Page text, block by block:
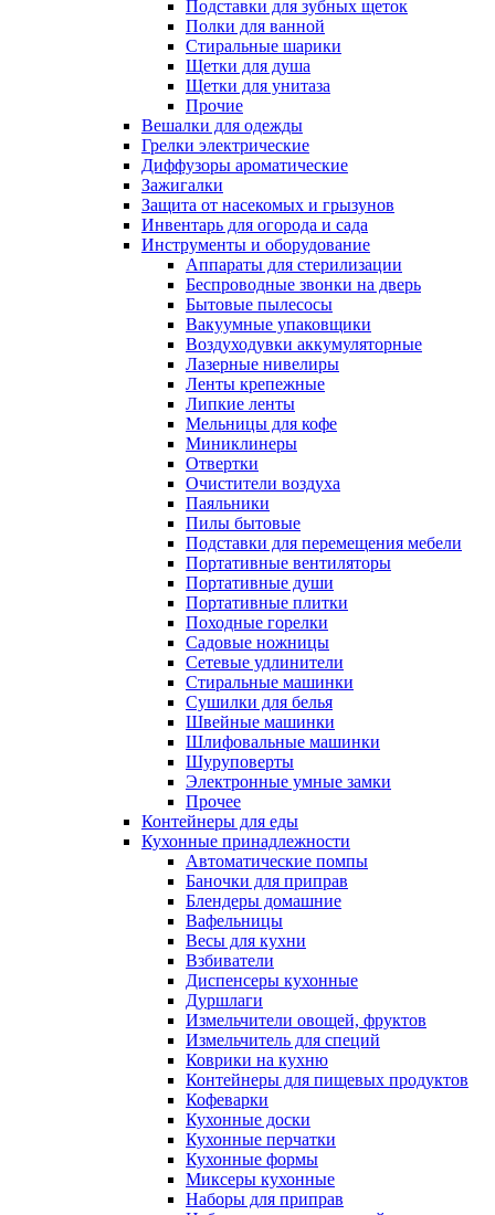
Подставки для зубных щеток
Полки для ванной
Стиральные шарики
Щетки для душа
Щетки для унитаза
Прочие
Вешалки для одежды
Грелки электрические
Диффузоры ароматические
Зажигалки
Защита от насекомых и грызунов
Инвентарь для огорода и сада
Инструменты и оборудование
Аппараты для стерилизации
Беспроводные звонки на дверь
Бытовые пылесосы
Вакуумные упаковщики
Воздуходувки аккумуляторные
Лазерные нивелиры
Ленты крепежные
Липкие ленты
Мельницы для кофе
Миниклинеры
Отвертки
Очистители воздуха
Паяльники
Пилы бытовые
Подставки для перемещения мебели
Портативные вентиляторы
Портативные души
Портативные плитки
Походные горелки
Садовые ножницы
Сетевые удлинители
Стиральные машинки
Сушилки для белья
Швейные машинки
Шлифовальные машинки
Шуруповерты
Электронные умные замки
Прочее
Контейнеры для еды
Кухонные принадлежности
Автоматические помпы
Баночки для приправ
Блендеры домашние
Вафельницы
Весы для кухни
Взбиватели
Диспенсеры кухонные
Дуршлаги
Измельчители овощей, фруктов
Измельчитель для специй
Коврики на кухню
Контейнеры для пищевых продуктов
Кофеварки
Кухонные доски
Кухонные перчатки
Кухонные формы
Миксеры кухонные
Наборы для приправ